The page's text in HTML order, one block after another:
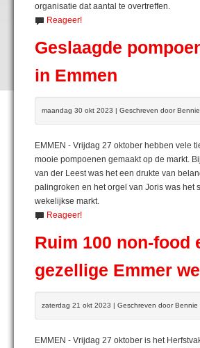
organisatie dat aantal te overtreffen.
Reageer!
Geslaagde
in Emmen
maandag 30 okt 2023 | Geschreven door
EMMEN - Vrijdag 27 oktober hebben vele
mooie pompoenen gemaakt op de markt.
van der Leest was het een drukte van
palingroken en het orgel van Joris was het
wekelijkse markt.
Reageer!
Ruim 100 non-food
gezellige Emmer
zaterdag 21 okt 2023 | Geschreven door Bennie
EMMEN - Vrijdag 27 oktober is het